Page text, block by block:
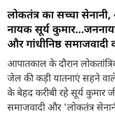
लोकतंत्र का सच्चा
नायक सूर्य
और गांधीनिष्ठ समाजवादी
आपातकाल के दौरान
जेल की कड़ी यातनाएं सहने वाले
के बेहद करीबी रहे सूर्य कुमार
समाजवादी और 'लोकतंत्र